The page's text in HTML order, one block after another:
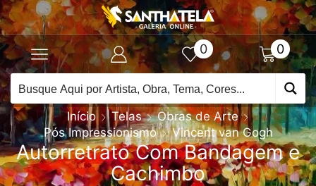
0 0
Início Telas
Obras de Arte
Pós Impressionismo
Vincent van Gogh
Autorretrato Com Bandagem e
Cachimbo